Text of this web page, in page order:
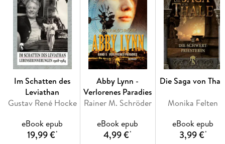
Im Schatten des
Leviathan
Gustav René Hocke
eBook epub
19,99 €*
Abby Lynn -
Verlorenes Paradies
Rainer M. Schröder
eBook epub
4,99 €*
Die Saga von
Monika Felten
eBook epub
3,99 €*